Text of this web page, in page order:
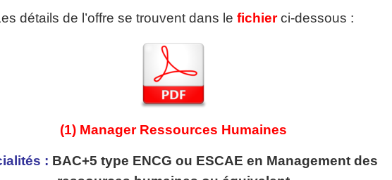
détails de l’offre se trouvent dans le fichier ci-dessous :
(1) Manager Ressources Humaines
: BAC+5 type ENCG ou ESCAE en Management des